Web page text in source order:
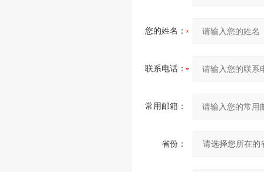
您的姓名：
联系电话：
常用邮箱：
省份：